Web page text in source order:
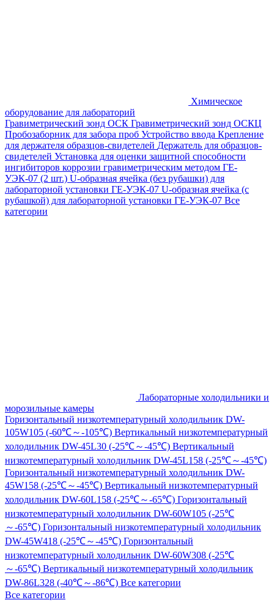
Химическое
оборудование для лабораторий
Гравиметрический зонд ОСК Гравиметрический зонд ОСКЦ
Пробозаборник для забора проб Устройство ввода Крепление
для держателя образцов-свидетелей Держатель для образцов-
свидетелей Установка для оценки защитной способности
ингибиторов коррозии гравиметрическим методом ГЕ-
УЭК-07 (2 шт.) U-образная ячейка (без рубашки) для
лабораторной установки ГЕ-УЭК-07 U-образная ячейка (с
рубашкой) для лабораторной установки ГЕ-УЭК-07 Все
категории
Лабораторные холодильники и
морозильные камеры
Горизонтальный низкотемпературный холодильник DW-
105W105 (-60℃～-105℃) Вертикальный низкотемпературный
холодильник DW-45L30 (-25℃～-45℃) Вертикальный
низкотемпературный холодильник DW-45L158 (-25℃～-45℃)
Горизонтальный низкотемпературный холодильник DW-
45W158 (-25℃～-45℃) Вертикальный низкотемпературный
холодильник DW-60L158 (-25℃～-65℃) Горизонтальный
низкотемпературный холодильник DW-60W105 (-25℃
～-65℃) Горизонтальный низкотемпературный холодильник
DW-45W418 (-25℃～-45℃) Горизонтальный
низкотемпературный холодильник DW-60W308 (-25℃
～-65℃) Вертикальный низкотемпературный холодильник
DW-86L328 (-40℃～-86℃) Все категории
Все категории